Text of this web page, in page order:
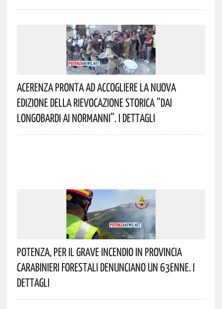
Acerenza Pronta Ad Accogliere La Nuova
Edizione Della Rievocazione Storica “Dai
Longobardi Ai Normanni”. I Dettagli
Potenza, Per Il Grave Incendio In Provincia
Carabinieri Forestali Denunciano Un 63enne. I
Dettagli